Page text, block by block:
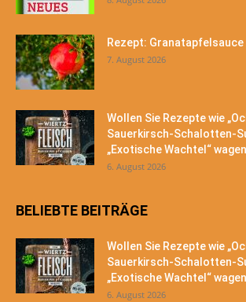
Rezept: Granatapfelsauce
7. August 2026
Wollen Sie Rezepte wie
Sauerkirsch-Schalotten-
„Exotische Wachtel“
6. August 2026
BELIEBTE BEITRÄGE
Wollen Sie Rezepte wie
Sauerkirsch-Schalotten-
„Exotische Wachtel“
6. August 2026